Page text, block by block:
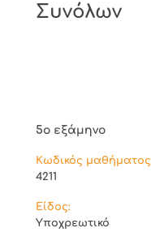
Συνόλων
5ο εξάμηνο
Κωδικός
4211
Είδος:
Υποχρεωτικό